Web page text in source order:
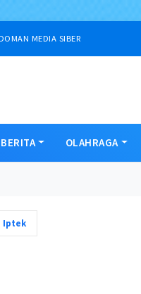
MEDIA SIBER
BERITA OLAHRAGA
Iptek